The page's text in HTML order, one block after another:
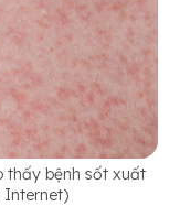
thấy bệnh sốt xuất
Internet)